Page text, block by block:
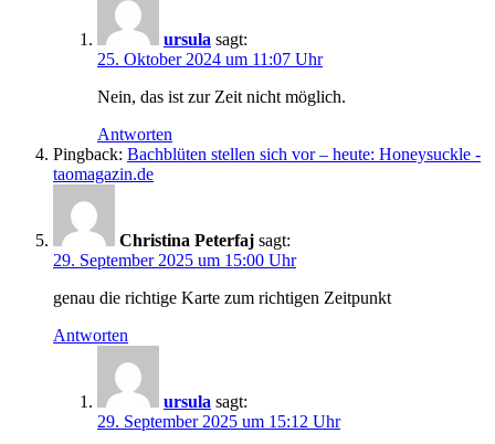
ursula sagt:
25. Oktober 2024 um 11:07 Uhr
Nein, das ist zur Zeit nicht möglich.
Antworten
Pingback: Bachblüten stellen sich vor – heute: Honeysuckle -
taomagazin.de
Christina Peterfaj sagt:
29. September 2025 um 15:00 Uhr
genau die richtige Karte zum richtigen Zeitpunkt
Antworten
ursula sagt:
29. September 2025 um 15:12 Uhr